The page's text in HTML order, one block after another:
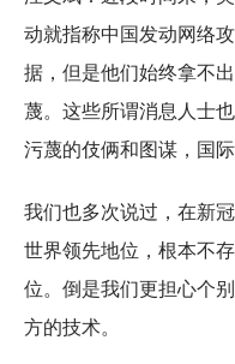
动就指称中国发动网络
据，但是他们始终拿不
蔑。这些所谓消息人士
污蔑的伎俩和图谋，国
我们也多次说过，在新
世界领先地位，根本不
位。倒是我们更担心个
方的技术。